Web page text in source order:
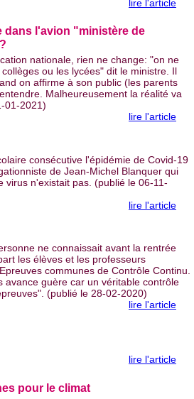
lire l'article
dans l'avion "ministère de
nationale, rien ne change: "on ne
ou les lycées" dit le ministre. Il
on affirme à son public (les parents
Malheureusement la réalité va
01-2021)
lire l'article
consécutive l'épidémie de Covid-19
de Jean-Michel Blanquer qui
virus n'existait pas. (publié le 06-11-
lire l'article
ne connaissait avant la rentrée
les élèves et les professeurs
communes de Contrôle Continu.
avance guère car un véritable contrôle
(publié le 28-02-2020)
lire l'article
lire l'article
pour le climat